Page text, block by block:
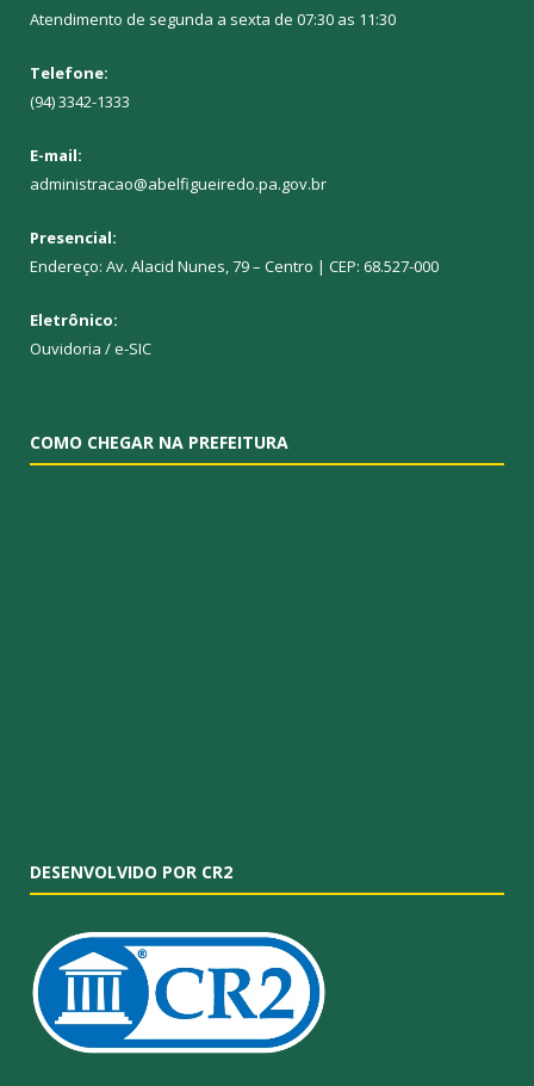
Atendimento de segunda a sexta de 07:30 as 11:30
Telefone:
(94) 3342-1333
E-mail:
administracao@abelfigueiredo.pa.gov.br
Presencial:
Endereço: Av. Alacid Nunes, 79 – Centro | CEP: 68.527-000
Eletrônico:
Ouvidoria /e-SIC
COMO CHEGAR NA PREFEITURA
DESENVOLVIDO POR CR2